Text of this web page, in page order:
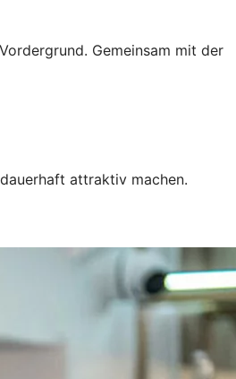
Gemeinsam mit der
attraktiv machen.